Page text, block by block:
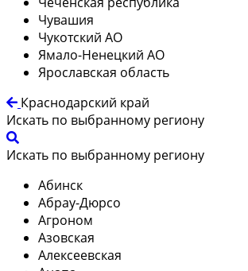
Чувашия
Чукотский АО
Ямало-Ненецкий АО
Ярославская область
Краснодарский край
Искать по выбранному региону
Искать по выбранному региону
Абинск
Абрау-Дюрсо
Агроном
Азовская
Алексеевская